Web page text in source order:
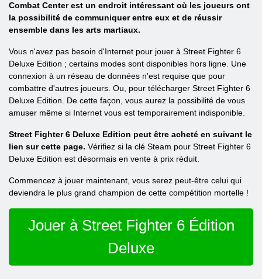
Combat Center est un endroit intéressant où les joueurs ont
la possibilité de communiquer entre eux et de réussir
ensemble dans les arts martiaux.
Vous n'avez pas besoin d'Internet pour jouer à Street Fighter 6
Deluxe Edition ; certains modes sont disponibles hors ligne. Une
connexion à un réseau de données n'est requise que pour
combattre d'autres joueurs. Ou, pour télécharger Street Fighter 6
Deluxe Edition. De cette façon, vous aurez la possibilité de vous
amuser même si Internet vous est temporairement indisponible.
Street Fighter 6 Deluxe Edition peut être acheté en suivant le
lien sur cette page. Vérifiez si la clé Steam pour Street Fighter 6
Deluxe Edition est désormais en vente à prix réduit.
Commencez à jouer maintenant, vous serez peut-être celui qui
deviendra le plus grand champion de cette compétition mortelle !
Jouer à Street Fighter 6 Édition
Deluxe